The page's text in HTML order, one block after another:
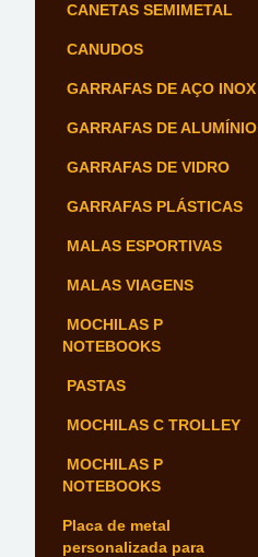
CANETAS SEMIMETAL
CANUDOS
GARRAFAS DE AÇO INOX
GARRAFAS DE ALUMÍNIO
GARRAFAS DE VIDRO
GARRAFAS PLÁSTICAS
MALAS ESPORTIVAS
MALAS VIAGENS
MOCHILAS P
NOTEBOOKS
PASTAS
MOCHILAS C TROLLEY
MOCHILAS P
NOTEBOOKS
Placa de metal
personalizada para